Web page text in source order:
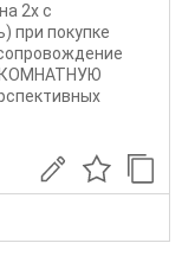
2х с
при покупке
КОМНАТНУЮ